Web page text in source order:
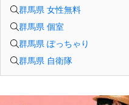
群馬県 女性無料
群馬県 個室
群馬県 ぽっちゃり
群馬県 自衛隊